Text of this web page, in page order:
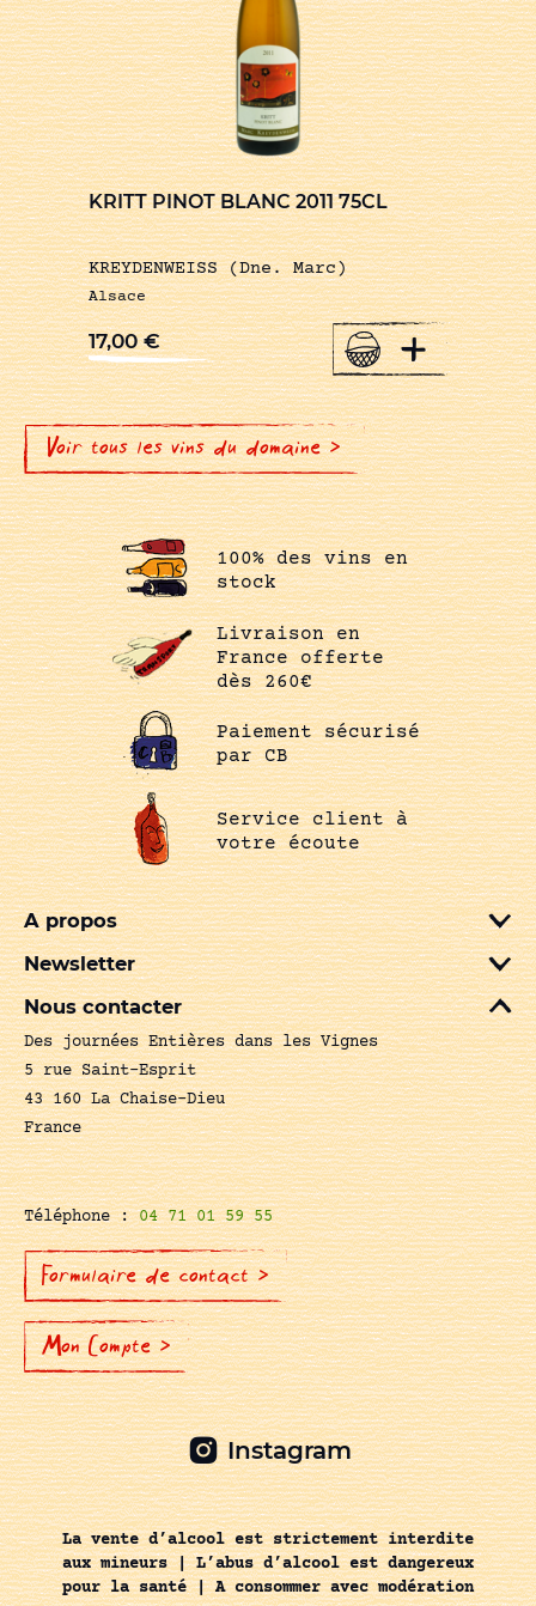
KRITT PINOT BLANC 2011 75CL
KREYDENWEISS (Dne. Marc)
Alsace
17,00€ +
Voir tous les vins du domaine >
100% des vins en
stock
Livraison en
France offerte
dès 260€
Paiement sécurisé
par CB
Service client à
votre écoute
A propos
Newsletter
Nous contacter
Des journées Entières dans les Vignes
5 rue Saint-Esprit
43 160 La Chaise-Dieu
France
Téléphone :04 71 01 59 55
Formulaire de contact >
Mon Compte >
Instagram
La vente d’alcool est strictement interdite
aux mineurs | L’abus d’alcool est dangereux
pour la santé | A consommer avec modération